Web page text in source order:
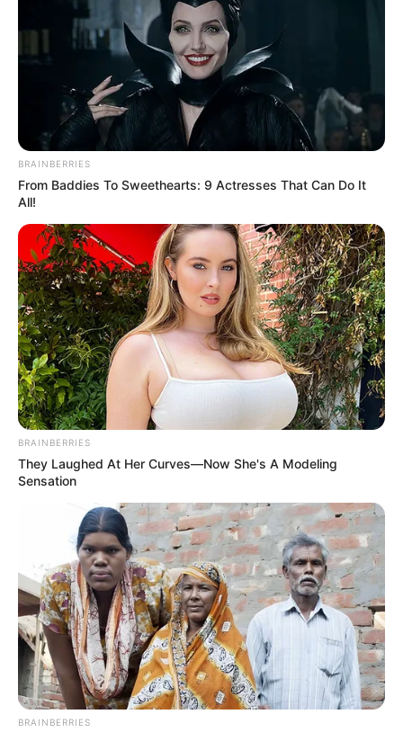
BRAINBERRIES
From Baddies To Sweethearts: 9 Actresses That Can Do It
All!
BRAINBERRIES
They Laughed At Her Curves—Now She's A Modeling
Sensation
BRAINBERRIES